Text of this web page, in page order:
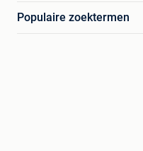
Populaire zoektermen